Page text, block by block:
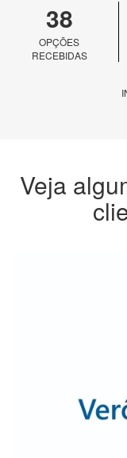
38
OPÇÕES
RECEBIDAS
Veja